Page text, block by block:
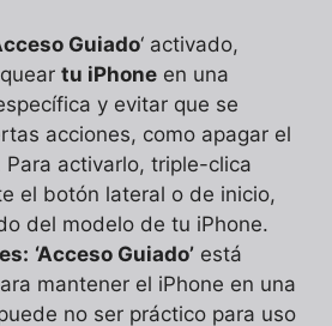
Guiado‘ activado,
tu iPhone en una
y evitar que se
acciones, como apagar el
Para activarlo, triple-clica
el botón lateral o de inicio,
del modelo de tu iPhone.
‘Acceso Guiado’ está
mantener el iPhone en una
no ser práctico para uso